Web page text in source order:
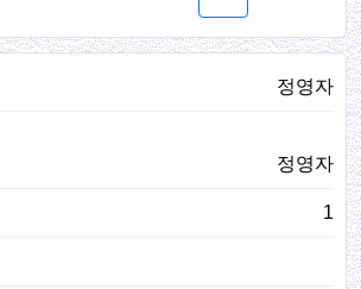
정영자
정영자
1